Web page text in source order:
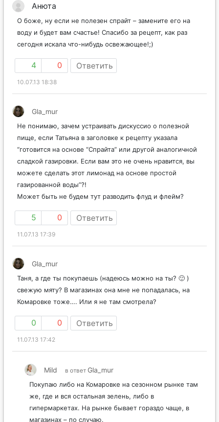
Анюта
О боже, ну если не полезен спрайт – замените его на
воду и будет вам счастье! Спасибо за рецепт, как раз
сегодня искала что-нибудь освежающее!;)
4 0 Ответить
10.07.13 18:38
Gla_mur
Не понимаю, зачем устраивать дискуссио о полезной
пище, если Татьяна в заголовке к рецепту указала
“готовится на основе “Спрайта” или другой аналогичной
сладкой газировки. Если вам это не очень нравится, вы
можете сделать этот лимонад на основе простой
газированной воды”?!
Может быть не будем тут разводить флуд и флейм?
5 0 Ответить
11.07.13 17:39
Gla_mur
Таня, а где ты покупаешь (надеюсь можно на ты? 🙂 )
свежую мяту? В магазинах она мне не попадалась, на
Комаровке тоже…. Или я не там смотрела?
0 0 Ответить
11.07.13 17:42
Mild в ответ Gla_mur
Покупаю либо на Комаровке на сезонном рынке там
же, где и вся остальная зелень, либо в
гипермаркетах. На рынке бывает гораздо чаще, в
магазинах – по случаю.